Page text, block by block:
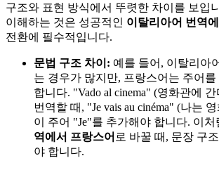
구조와 표현 방식에서 뚜렷한 차이를 보입
이해하는 것은 성공적인 이탈리아어 번역
전환에 필수적입니다.
문법 구조 차이: 예를 들어, 이탈리아
는 경우가 많지만, 프랑스어는 주어
합니다. "Vado al cinema" (영화관에
번역할 때, "Je vais au cinéma" (나는
이 주어 "Je"를 추가해야 합니다. 이처
역에서 프랑스어 로 바꿀 때, 문장 구
야 합니다.